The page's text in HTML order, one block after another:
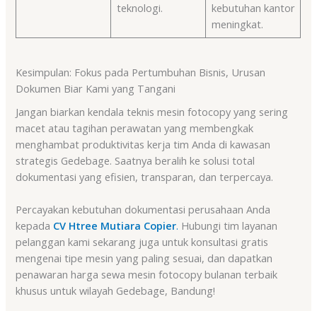
teknologi.
kebutuhan kantor
meningkat.
Kesimpulan: Fokus pada Pertumbuhan Bisnis, Urusan
Dokumen Biar Kami yang Tangani
Jangan biarkan kendala teknis mesin fotocopy yang sering
macet atau tagihan perawatan yang membengkak
menghambat produktivitas kerja tim Anda di kawasan
strategis Gedebage. Saatnya beralih ke solusi total
dokumentasi yang efisien, transparan, dan terpercaya.
Percayakan kebutuhan dokumentasi perusahaan Anda
kepada CV Htree Mutiara Copier. Hubungi tim layanan
pelanggan kami sekarang juga untuk konsultasi gratis
mengenai tipe mesin yang paling sesuai, dan dapatkan
penawaran harga sewa mesin fotocopy bulanan terbaik
khusus untuk wilayah Gedebage, Bandung!